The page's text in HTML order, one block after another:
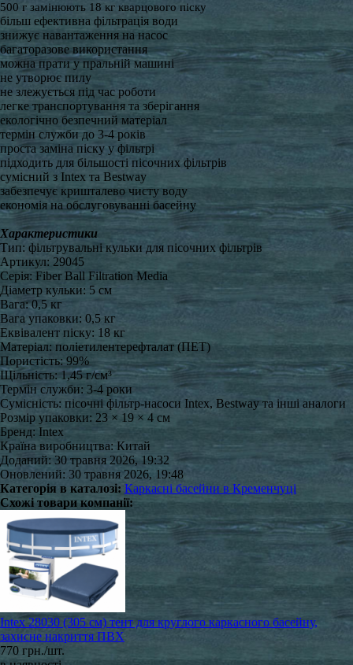
500 г замінюють 18 кг кварцового піску
більш ефективна фільтрація води
знижує навантаження на насос
багаторазове використання
можна прати у пральній машині
не утворює пилу
не злежується під час роботи
легке транспортування та зберігання
екологічно безпечний матеріал
термін служби до 3-4 років
проста заміна піску у фільтрі
підходить для більшості пісочних фільтрів
сумісний з Intex та Bestway
забезпечує кришталево чисту воду
економія на обслуговуванні басейну
Характеристики
Тип: фільтрувальні кульки для пісочних фільтрів
Артикул: 29045
Серія: Fiber Ball Filtration Media
Діаметр кульки: 5 см
Вага: 0,5 кг
Вага упаковки: 0,5 кг
Еквівалент піску: 18 кг
Матеріал: поліетилентерефталат (ПЕТ)
Пористість: 99%
Щільність: 1,45 г/см³
Термін служби: 3-4 роки
Сумісність: пісочні фільтр-насоси Intex, Bestway та інші аналоги
Розмір упаковки: 23 × 19 × 4 см
Бренд: Intex
Країна виробництва: Китай
Доданий: 30 травня 2026, 19:32
Оновлений: 30 травня 2026, 19:48
Категорія в каталозі: Каркасні басейни в Кременчуці
Схожі товари компанії:
Intex 28030 (305 см) тент для круглого каркасного басейну,
захисне накриття ПВХ
770 грн./шт.